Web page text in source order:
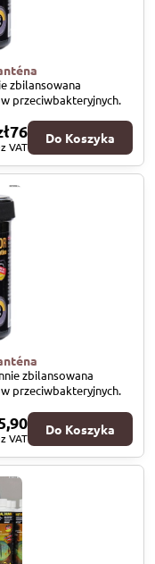
zbilansowana
przeciwbakteryjnych.
VAT
Do Koszyka
zbilansowana
przeciwbakteryjnych.
VAT
Do Koszyka